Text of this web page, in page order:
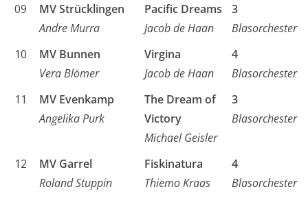
09
MV Strücklingen
Andre Murra
Pacific Dreams
Jacob de Haan
3
Blasorchester
10
MV Bunnen
Vera Blömer
Virgina
Jacob de Haan
4
Blasorchester
11
MV Evenkamp
Angelika Purk
The Dream of
Victory
Michael Geisler
3
Blasorchester
12
MV Garrel
Roland Stuppin
Fiskinatura
Thiemo Kraas
4
Blasorchester